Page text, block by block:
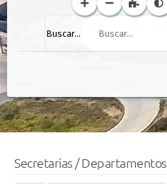
Buscar...
Secretarias / Departamentos